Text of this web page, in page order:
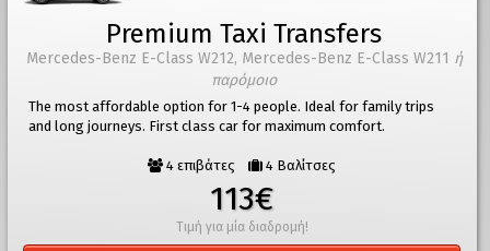
Premium Taxi Transfers
Mercedes-Benz E-Class W212, Mercedes-Benz E-Class W211 ή
παρόμοιο
The most affordable option for 1-4 people. Ideal for family trips
and long journeys. First class car for maximum comfort.
4 επιβάτες 4 Βαλίτσες
113€
Τιμή για μία διαδρομή!